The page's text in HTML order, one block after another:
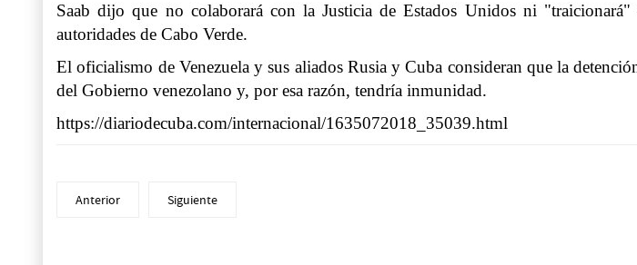
Saab dijo que no colaborará con la Justicia de Estados Unidos ni
autoridades de Cabo Verde.
El oficialismo de Venezuela y sus aliados Rusia y Cuba consideran que la
del Gobierno venezolano y, por esa razón, tendría inmunidad.
https://diariodecuba.com/internacional/1635072018_35039.html
Anterior Siguiente